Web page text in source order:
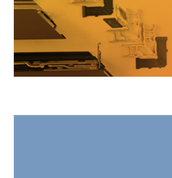
88平开窗是门窗技术新时代的门窗系统。可实现较
大的阳光进入并获得更多的太阳能，良好的操作及
可靠的功能。保养方便，牢固耐用。
宝贝详情